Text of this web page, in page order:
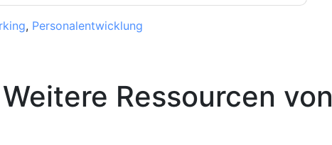
, Personalentwicklung
Weitere Ressourcen von